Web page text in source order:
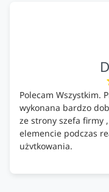
Polecam Wszystkim.
wykonana bardzo
ze strony szefa firmy
elemencie podczas
użytkowania.
Firma godna